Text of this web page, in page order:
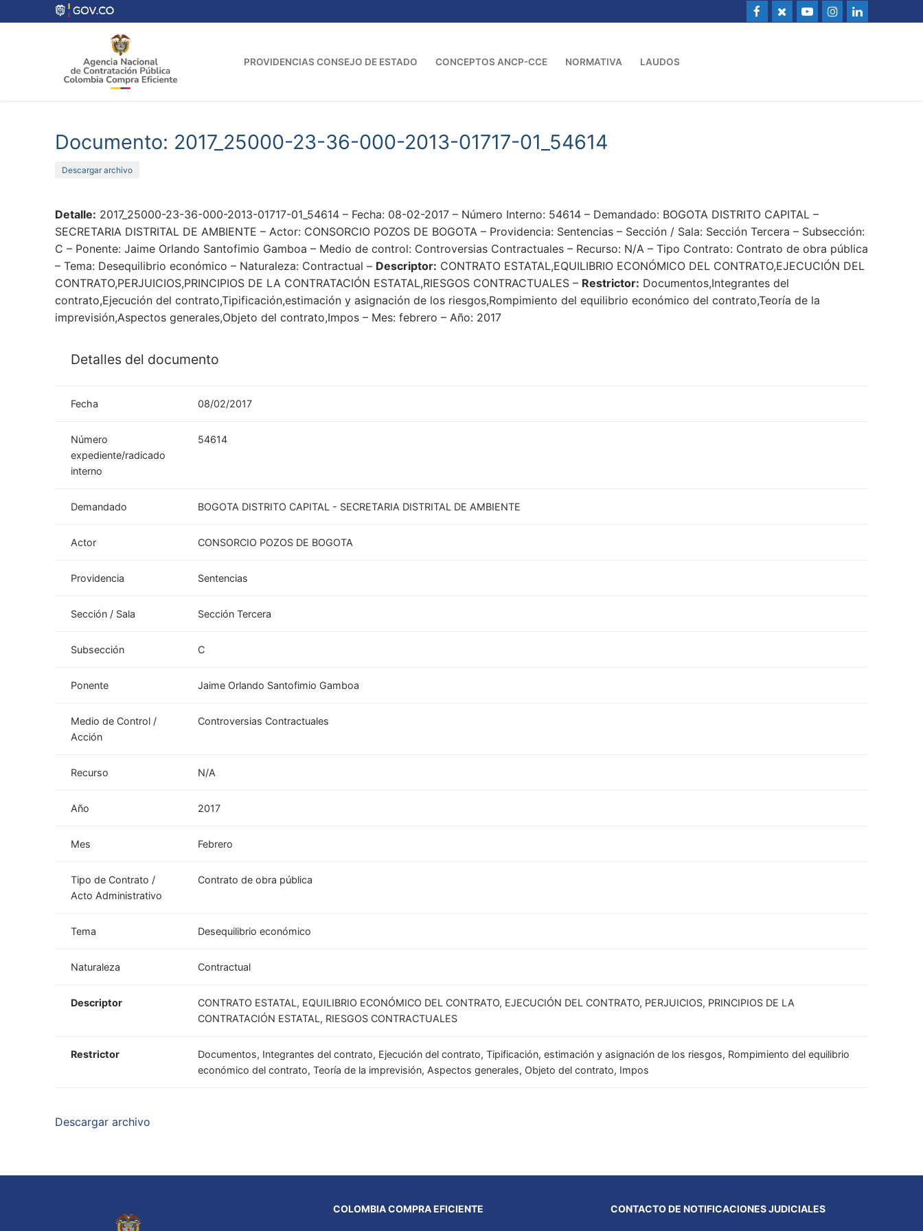
al
PROVIDENCIAS CONSEJO DE ESTADO CONCEPTOS ANCP-CCE NORMATIVA LAUDOS
Documento: 2017_25000-23-36-000-2013-01717-01_54614
Descargar archivo
Detalle: 2017_25000-23-36-000-2013-01717-01_54614 – Fecha: 08-02-2017 – Número Interno: 54614 – Demandado: BOGOTA DISTRITO CAPITAL –
SECRETARIA DISTRITAL DE AMBIENTE – Actor: CONSORCIO POZOS DE BOGOTA – Providencia: Sentencias – Sección / Sala: Sección Tercera – Subsección:
C – Ponente: Jaime Orlando Santofimio Gamboa – Medio de control: Controversias Contractuales – Recurso: N/A – Tipo Contrato: Contrato de obra pública
– Tema: Desequilibrio económico – Naturaleza: Contractual – Descriptor: CONTRATO ESTATAL,EQUILIBRIO ECONÓMICO DEL CONTRATO,EJECUCIÓN DEL
CONTRATO,PERJUICIOS,PRINCIPIOS DE LA CONTRATACIÓN ESTATAL,RIESGOS CONTRACTUALES – Restrictor: Documentos,Integrantes del
contrato,Ejecución del contrato,Tipificación,estimación y asignación de los riesgos,Rompimiento del equilibrio económico del contrato,Teoría de la
imprevisión,Aspectos generales,Objeto del contrato,Impos – Mes: febrero – Año: 2017
Detalles del documento
Fecha 08/02/2017
Número
expediente/radicado
interno
54614
Demandado BOGOTA DISTRITO CAPITAL - SECRETARIA DISTRITAL DE AMBIENTE
Actor CONSORCIO POZOS DE BOGOTA
Providencia Sentencias
Sección / Sala Sección Tercera
Subsección C
Ponente Jaime Orlando Santofimio Gamboa
Medio de Control /
Acción
Controversias Contractuales
Recurso N/A
Año 2017
Mes Febrero
Tipo de Contrato /
Acto Administrativo
Contrato de obra pública
Tema Desequilibrio económico
Naturaleza Contractual
Descriptor
CONTRATO ESTATAL, EQUILIBRIO ECONÓMICO DEL CONTRATO, EJECUCIÓN DEL CONTRATO, PERJUICIOS, PRINCIPIOS DE LA
CONTRATACIÓN ESTATAL, RIESGOS CONTRACTUALES
Restrictor
Documentos, Integrantes del contrato, Ejecución del contrato, Tipificación, estimación y asignación de los riesgos, Rompimiento del equilibrio
económico del contrato, Teoría de la imprevisión, Aspectos generales, Objeto del contrato, Impos
Descargar archivo
COLOMBIA COMPRA EFICIENTE CONTACTO DE NOTIFICACIONES JUDICIALES